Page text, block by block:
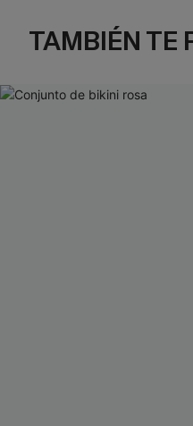
TAMBIÉN TE